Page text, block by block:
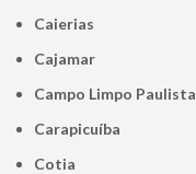
Caierias
Cajamar
Campo Limpo Paulista
Carapicuíba
Cotia